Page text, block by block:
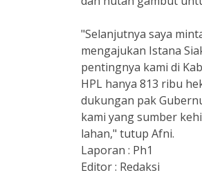
"Selanjutnya saya
mengajukan Istana
pentingnya kami di
HPL hanya 813 ribu
dukungan pak
kami yang sumber
lahan," tutup Afni.
Laporan : Ph1
Editor : Redaksi